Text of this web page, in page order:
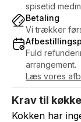
spisetid
Betaling
Vi trækker
Fuld
arrangement.
Læs vores
Krav til
Kokken har